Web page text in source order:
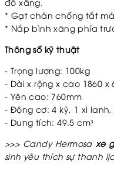
* Gạt chân chống tắt
* Nắp bình xăng phía
Thông số kỹ thuật
- Trọng lượng: 100kg
- Dài x rộng x cao 1860 x
- Yên cao: 760mm
- Động cơ: 4 kỳ, 1 xi
- Dung tích: 49.5 cm³
>>> Candy Hermosa xe
sinh yêu thích sự thanh